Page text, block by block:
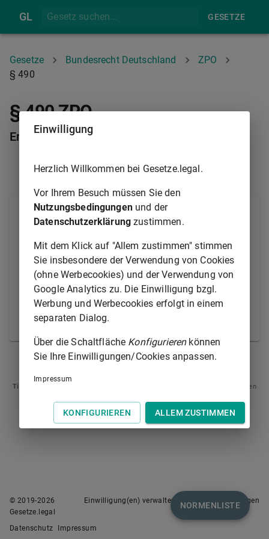
GL GESETZE
Gesetze Bundesrecht Deutschland
ZPO
§ 490
§ 490 ZPO
Entscheidung über den Antrag
(1) Über den Antrag entscheidet das Gericht durch
Beschluss.
(2) In dem Beschluss, durch welchen dem Antrag
stattgegeben wird, sind die Tatsachen, über die der
Beweis zu erheben ist, und die Beweismittel unter
Benennung der zu vernehmenden Zeugen und
Sachverständigen zu bezeichnen. Der Beschluss ist
nicht anfechtbar.
§ 487
Tipp
: Swipen Sie auf dem Bildschirm links oder rechts zur Navigation zwischen
NORMENLISTE
© 2019-2026
Gesetze.legal
Einwilligung(en) verwalten Nutzungsbedingungen
Datenschutz Impressum
Einwilligung
Herzlich Willkommen bei Gesetze.legal.
Vor Ihrem Besuch müssen Sie den
Nutzungsbedingungenund der
Datenschutzerklärung zustimmen.
Mit dem Klick auf "Allem zustimmen" stimmen
Sie insbesondere der Verwendung von Cookies
(ohne Werbecookies) und der Verwendung von
Google Analytics zu. Die Einwilligung bzgl.
Werbung und Werbecookies erfolgt in einem
separaten Dialog.
Über die Schaltfläche Konfigurierenkönnen
Sie Ihre Einwilligungen/Cookies anpassen.
Impressum
KONFIGURIEREN ALLEM ZUSTIMMEN